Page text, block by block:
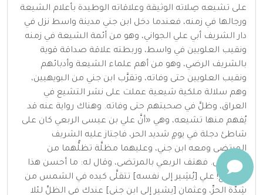
على تشيعه صِلاته الوثيقة وعلاقاته الوطيدة بأعلام الشيعة
ورجالها في زمنه، فعندما دخل ابن جني مدينة واسط نزل في
دار الشريف أبي علي الجواني، وهو من أئمة الشيعة في زمنه
ونقيب العلويين في واسط، وربطته علاقة صداقة قوية
بالشريف الرضي، وهو من أهم علماء الشيعة وأدبائهم
ونقيب العلويين حتى وفاته، وتقرَّب ابن جني من البويهيين،
وهم سلالة ملكية شيعية عملت على نشر التشيع في
العراق، وظلَّ في صحبتهم حتى وفاته. وهناك رواية عنه قد
يُفهم منها تشيعه، وهي «أنَّ علي بن عيسى الربعي كان على
شاطئ دجلة في يومٍ شديد الحر، فاجتاز عليه الشريف
المرتضى ومعه ابن جني، وعليهما مظلَّة تظلُّهما من
الشمس. فهتف الربعي بالمرتضى، وقال له: ما أحسن هذا
التشيُّع! علي [يُشِير إلى نفسه] تتقلَّى كبده في الشمس من
شِدَّة الحرِّ، وعثمان [يشير إلى ابن جني] عندك في الظلِّ لئلا